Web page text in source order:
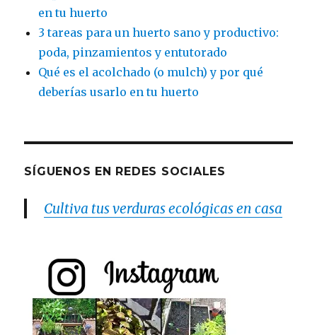
en tu huerto
3 tareas para un huerto sano y productivo:
poda, pinzamientos y entutorado
Qué es el acolchado (o mulch) y por qué
deberías usarlo en tu huerto
SÍGUENOS EN REDES SOCIALES
Cultiva tus verduras ecológicas en casa